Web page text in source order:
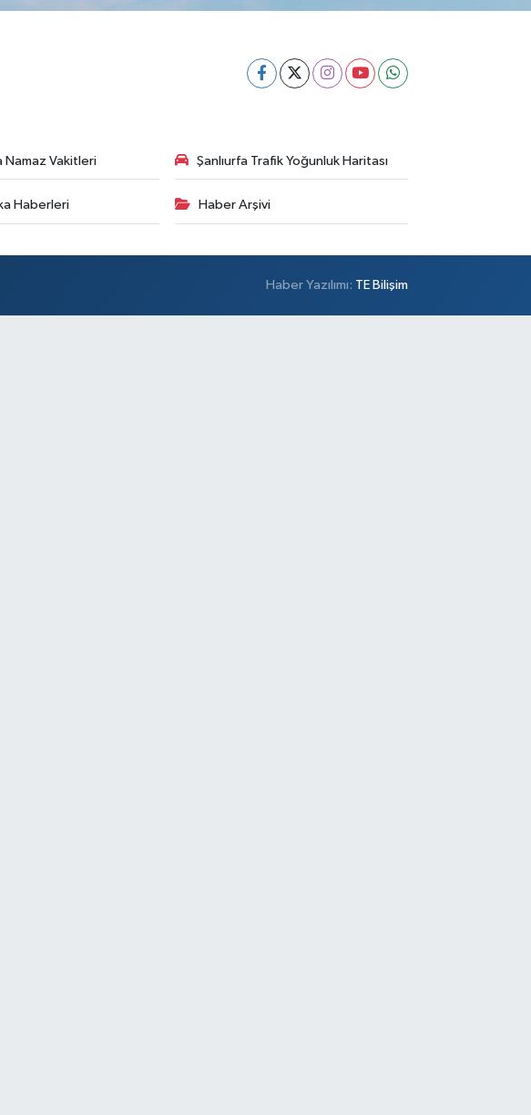
Namaz Vakitleri Şanlıurfa Trafik Yoğunluk Haritası
Haberleri Haber Arşivi
Haber Yazılımı: TE Bilişim